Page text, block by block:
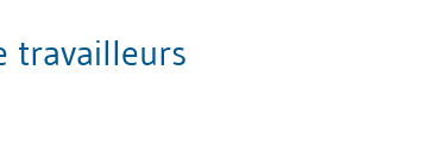
travailleurs